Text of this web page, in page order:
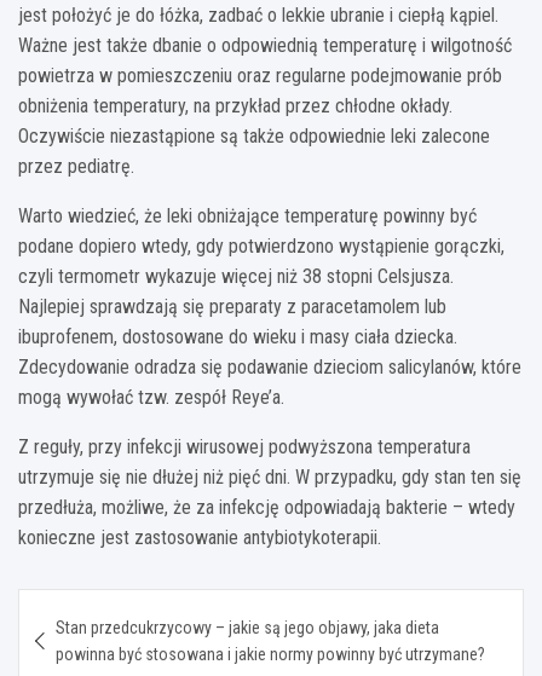
jest położyć je do łóżka, zadbać o lekkie ubranie i ciepłą kąpiel.
Ważne jest także dbanie o odpowiednią temperaturę i wilgotność
powietrza w pomieszczeniu oraz regularne podejmowanie prób
obniżenia temperatury, na przykład przez chłodne okłady.
Oczywiście niezastąpione są także odpowiednie leki zalecone
przez pediatrę.
Warto wiedzieć, że leki obniżające temperaturę powinny być
podane dopiero wtedy, gdy potwierdzono wystąpienie gorączki,
czyli termometr wykazuje więcej niż 38 stopni Celsjusza.
Najlepiej sprawdzają się preparaty z paracetamolem lub
ibuprofenem, dostosowane do wieku i masy ciała dziecka.
Zdecydowanie odradza się podawanie dzieciom salicylanów, które
mogą wywołać tzw. zespół Reye’a.
Z reguły, przy infekcji wirusowej podwyższona temperatura
utrzymuje się nie dłużej niż pięć dni. W przypadku, gdy stan ten się
przedłuża, możliwe, że za infekcję odpowiadają bakterie – wtedy
konieczne jest zastosowanie antybiotykoterapii.
wpisu
Stan przedcukrzycowy – jakie są jego objawy, jaka dieta
powinna być stosowana i jakie normy powinny być utrzymane?